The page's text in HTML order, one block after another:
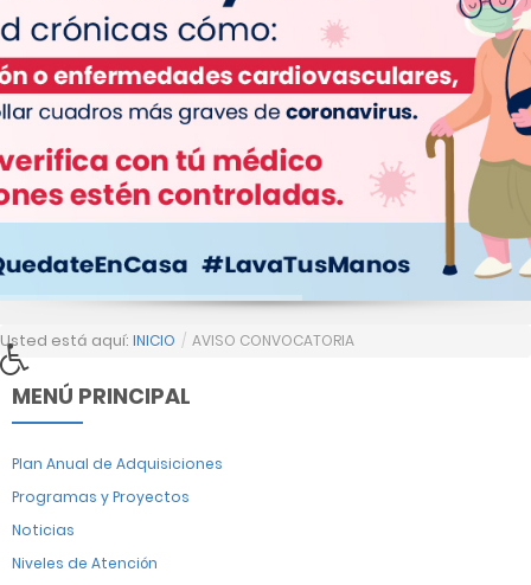
Usted está aquí: INICIO / AVISO CONVOCATORIA
MENÚ PRINCIPAL
Plan Anual de Adquisiciones
Programas y Proyectos
Noticias
Niveles de Atención